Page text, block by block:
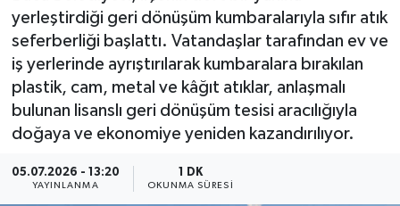
yerleştirdiği geri dönüşüm kumbaralarıyla sıfır atık
seferberliği başlattı. Vatandaşlar tarafından ev ve
iş yerlerinde ayrıştırılarak kumbaralara bırakılan
plastik, cam, metal ve kâğıt atıklar, anlaşmalı
bulunan lisanslı geri dönüşüm tesisi aracılığıyla
doğaya ve ekonomiye yeniden kazandırılıyor.
05.07.2026 - 13:20
YAYINLANMA
1 DK
OKUNMA SÜRESI
Sağlık
Magazin
Kültür Sanat
Resmi Reklam
Haber Arşivi